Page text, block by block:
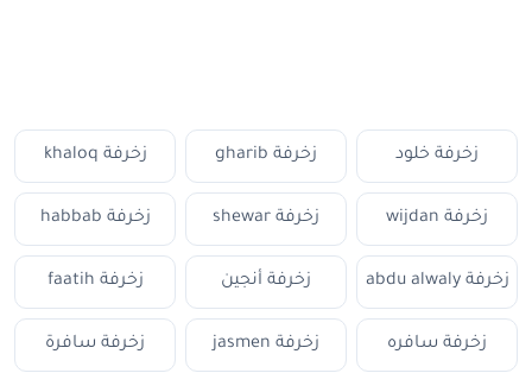
زخرفة خلود زخرفة gharib زخرفة khaloq
زخرفة wijdan زخرفة shewar زخرفة habbab
زخرفة abdu alwaly زخرفة أنجين زخرفة faatih
زخرفة سافره زخرفة jasmen زخرفة سافرة